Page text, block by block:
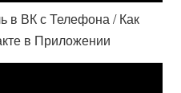
в ВК с Телефона / Как
в Приложении